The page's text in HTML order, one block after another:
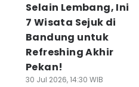
Selain Lembang, Ini
7 Wisata Sejuk di
Bandung untuk
Refreshing Akhir
Pekan!
30 Jul 2026, 14:30 WIB